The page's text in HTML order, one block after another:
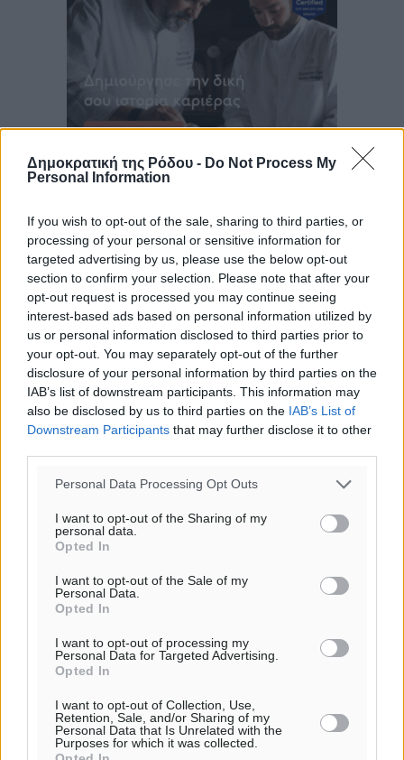
Δημοκρατική της Ρόδου - Do Not Process My
Personal Information
If you wish to opt-out of the sale, sharing to third parties, or
processing of your personal or sensitive information for
targeted advertising by us, please use the below opt-out
section to confirm your selection. Please note that after your
opt-out request is processed you may continue seeing
interest-based ads based on personal information utilized by
us or personal information disclosed to third parties prior to
your opt-out. You may separately opt-out of the further
disclosure of your personal information by third parties on the
IAB’s list of downstream participants. This information may
also be disclosed by us to third parties on the IAB’s List of
Downstream Participants that may further disclose it to other
Personal Data Processing Opt Outs
I want to opt-out of the Sharing of my
personal data.
Opted In
I want to opt-out of the Sale of my
Personal Data.
Opted In
I want to opt-out of processing my
Personal Data for Targeted Advertising.
Opted In
I want to opt-out of Collection, Use,
Retention, Sale, and/or Sharing of my
Personal Data that Is Unrelated with the
Purposes for which it was collected.
Ροή ειδήσεων
Γ.Σ. Διαγόρας: Στα «κυανέρυθρα» ο Janni Pembe
Αθλητικά• πριν 26 λεπτά